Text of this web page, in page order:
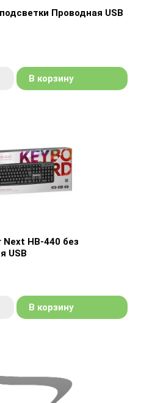
В корзину
Проводная USB
В корзину
HB-440 без
USB
В корзину